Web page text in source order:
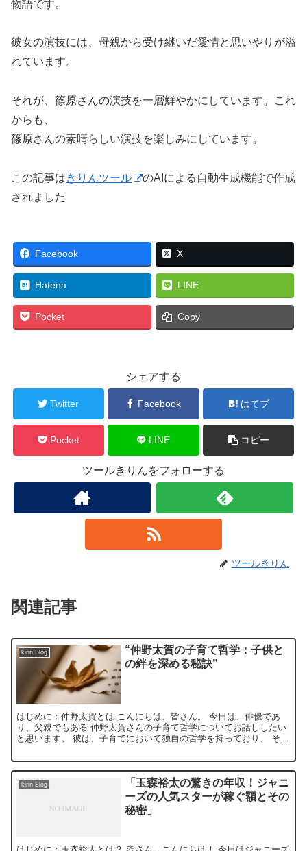
物語です。
彼女の演技には、母親から受け継いだ愛情と思いやりが溢
れています。
それが、篠原さんの演技を一層鮮やかにしています。これ
からも、
篠原さんの素晴らしい演技を楽しみにしています。
この記事はきりんツール
のAIによる自動生成機能で作成
されました
Facebook X
Hatena LINE
Pocket Copy
シェアする
Twitter Facebook はてブ
Pocket LINE コピー
ツールきりんをフォローする
ツールきりん
関連記事
kirin Blog
“仲野太賀の子育て哲学：子供と
の絆を深める秘訣”
はじめに：仲野太賀とは こんにちは、皆さん。 今日は、俳優であ
り、父親でもある 仲野太賀さんの子育て哲学についてお話ししたい
と思います。 彼は、子育てにおいて独自の哲学を持っており、 その
kirin Blog
「玉森裕太の驚きの年収！ジャニ
ーズの人気スターが稼ぐ額とその
秘密」